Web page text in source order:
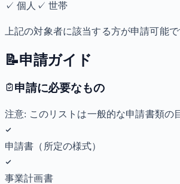
✓個人 ✓ 世帯
上記の対象者に該当する方が申請可能
📝申請ガイド
申請に必要なもの
注意: このリストは一般的な申請書類の
申請書（所定の様式）
事業計画書